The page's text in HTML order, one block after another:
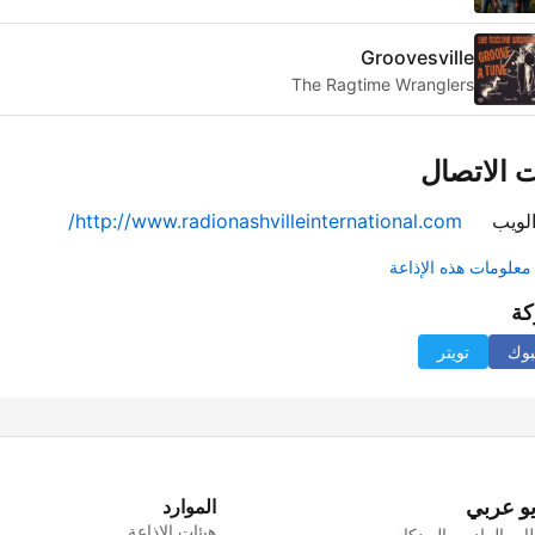
Groovesville
The Ragtime Wranglers
الاتصال
http://www.radionashvilleinternational.com/
هذه الإذاعة
تويتر
عربي الموارد